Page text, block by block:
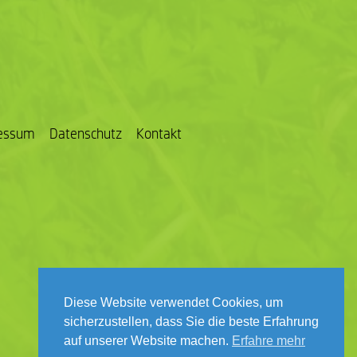
Datenschutz Kontakt
Diese Website verwendet Cookies, um
sicherzustellen, dass Sie die beste Erfahrung
auf unserer Website machen. Erfahre mehr